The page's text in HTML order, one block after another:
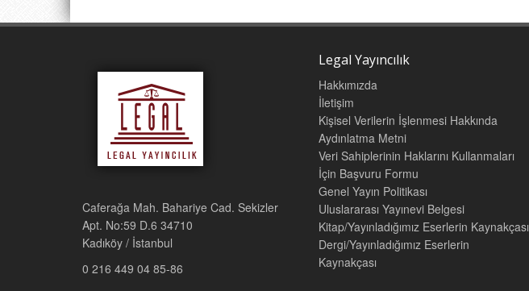
Caferağa Mah. Bahariye Cad. Sekizler
Apt. No:59 D.6 34710
Kadıköy / İstanbul
0 216 449 04 85-86
Legal Yayıncılık
Hakkımızda
İletişim
Kişisel Verilerin İşlenmesi Hakkında
Aydınlatma Metni
Veri Sahiplerinin Haklarını Kullanmaları
İçin Başvuru Formu
Genel Yayın Politikası
Uluslararası Yayınevi Belgesi
Kitap/Yayınladığımız Eserlerin Kaynakçası
Dergi/Yayınladığımız Eserlerin
Kaynakçası